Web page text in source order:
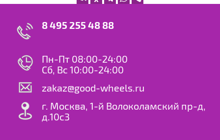
8 495 255 48 88
Пн-Пт 08:00-24:00
Сб, Вс 10:00-24:00
zakaz@good-wheels.ru
г. Москва, 1-й Волоколамский пр-д,
д.10с3